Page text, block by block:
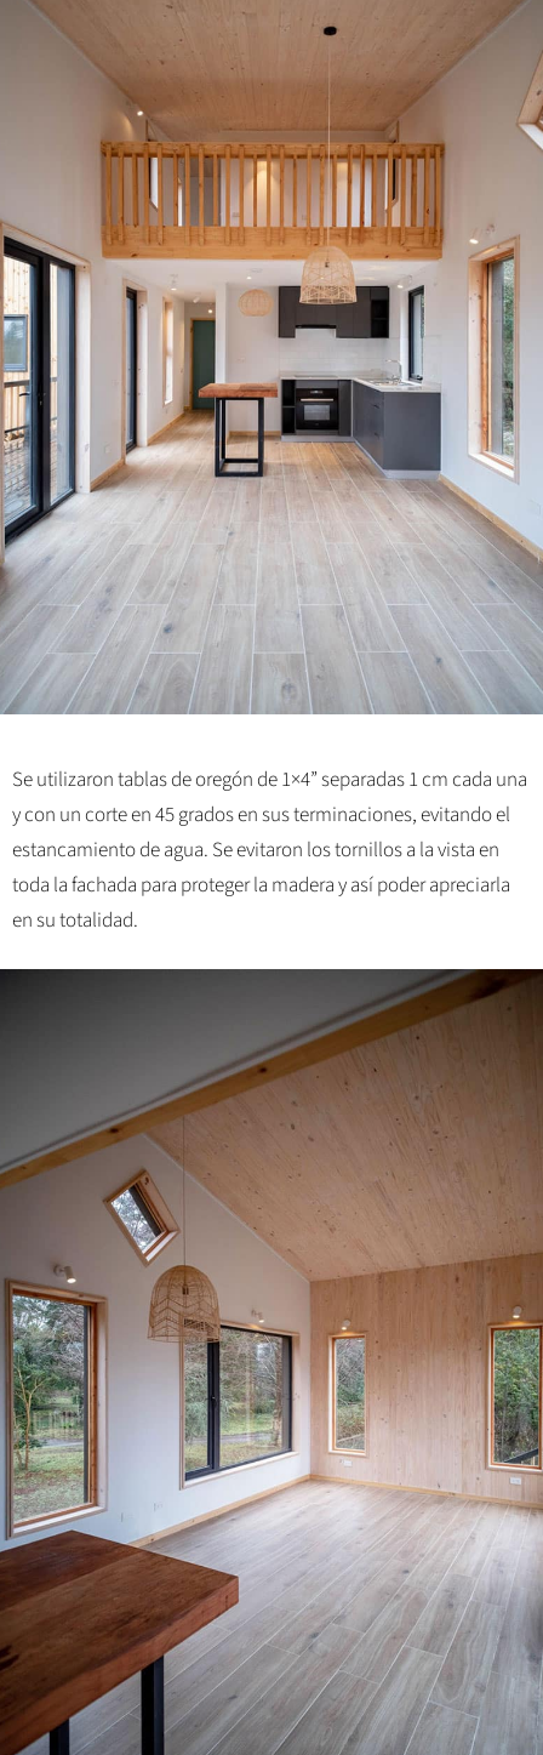
Se utilizaron tablas de oregón de 1×4” separadas 1 cm cada una
y con un corte en 45 grados en sus terminaciones, evitando el
estancamiento de agua. Se evitaron los tornillos a la vista en
toda la fachada para proteger la madera y así poder apreciarla
en su totalidad.